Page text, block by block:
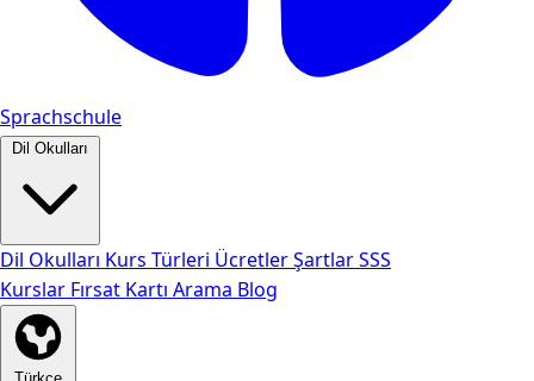
Sprachschule
Dil Okulları
Dil Okulları Kurs Türleri ÜcretlerŞartlarSSS
Kurslar Fırsat Kartı Arama Blog